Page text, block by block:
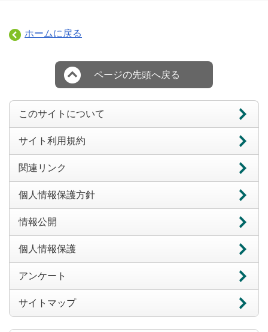
ホームに戻る
ページの先頭へ戻る
このサイトについて
サイト利用規約
関連リンク
個人情報保護方針
情報公開
個人情報保護
アンケート
サイトマップ